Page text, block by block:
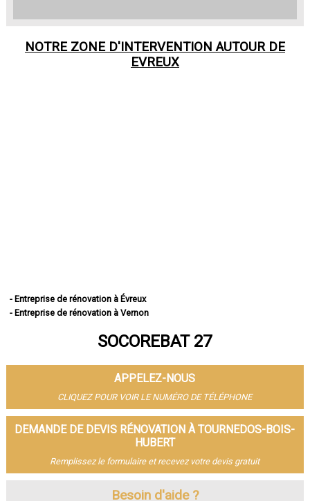
NOTRE ZONE D'INTERVENTION AUTOUR DE
EVREUX
- Entreprise de rénovation à Évreux
- Entreprise de rénovation à Vernon
- Entreprise de rénovation à Val-de-Reuil
- Entreprise de rénovation à Bernay
- Entreprise de rénovation à Pont-Audemer
- Entreprise de rénovation à Andelys
- Entreprise de rénovation à Gaillon
- Entreprise de rénovation à Verneuil-sur-Avre
- Entreprise de rénovation à Saint-Marcel
- Entreprise de rénovation à Pacy-sur-Eure
- Entreprise de rénovation à Aubevoye
SOCOREBAT 27
APPELEZ-NOUS
CLIQUEZ POUR VOIR LE NUMÉRO DE TÉLÉPHONE
DEMANDE DE DEVIS RÉNOVATION À TOURNEDOS-BOIS-
HUBERT
Remplissez le formulaire et recevez votre devis gratuit
Besoin d'aide ?